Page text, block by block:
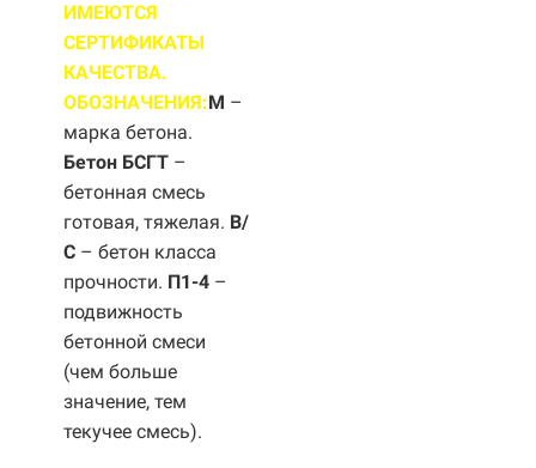
ИМЕЮТСЯ
СЕРТИФИКАТЫ
КАЧЕСТВА.
ОБОЗНАЧЕНИЯ:М –
марка бетона.
Бетон БСГТ –
бетонная смесь
готовая, тяжелая. B/
С – бетон класса
прочности. П1-4 –
подвижность
бетонной смеси
(чем больше
значение, тем
текучее смесь).